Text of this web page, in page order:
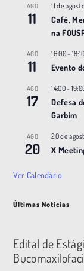
AGO
11
11 de
Café,
na
AGO
11
16:00- 18:10
Evento
AGO
17
14:00-
Defesa
Garbim
AGO
20
20 de
X
Ver Calendário
Últimas Notícias
Edital de